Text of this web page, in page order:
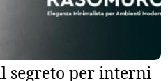
segreto per interni